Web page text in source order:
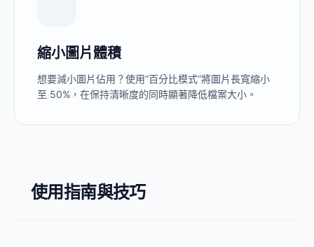
縮小圖片體積
想要減小圖片佔用？使用“百分比模式”將圖片長寬縮小
至 50%，在保持清晰度的同時顯著降低檔案大小。
使用指南與技巧